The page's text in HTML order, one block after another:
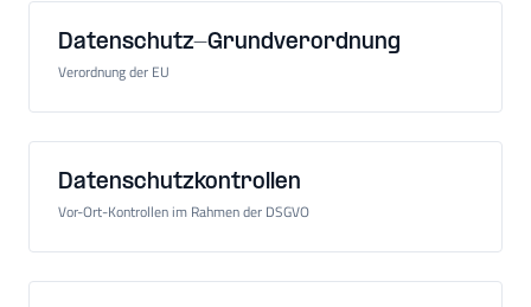
Datenschutz-Grundverordnung
Verordnung der EU
Datenschutzkontrollen
Vor-Ort-Kontrollen im Rahmen der DSGVO